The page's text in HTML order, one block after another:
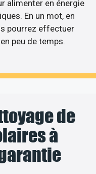
alimenter en énergie
En un mot, en
pourrez effectuer
peu de temps.
de
à